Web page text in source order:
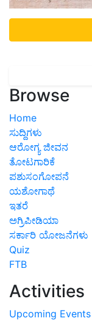
Browse
Home
ಸುದ್ದಿಗಳು
ಆರೋಗ್ಯ ಜೀವನ
ತೋಟಗಾರಿಕೆ
ಪಶುಸಂಗೋಪನೆ
ಯಶೋಗಾಥೆ
ಇತರೆ
ಅಗ್ರಿಪೀಡಿಯಾ
ಸರ್ಕಾರಿ ಯೋಜನೆಗಳು
Quiz
FTB
Activities
Upcoming Events